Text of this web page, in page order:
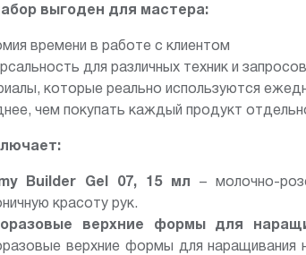
выгоден для мастера:
времени в работе с клиентом
для различных техник и запросов
которые реально используются
чем покупать каждый продукт
Builder Gel 07, 15 мл
– молочно-
красоту рук.
верхние формы для
верхние формы для